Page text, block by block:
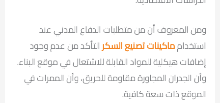
ومن المعروف أن من متطلبات الدفاع المدني عند
استخدامماكينات تصنيع السكرالتأكد من عدم وجود
إضافات هيكلية للمواد القابلة للاشتعال في موقع البناء.
وأن الجدران المجاورة مقاومة للحريق، وأن الممرات في
الموقع ذات سعة كافية.